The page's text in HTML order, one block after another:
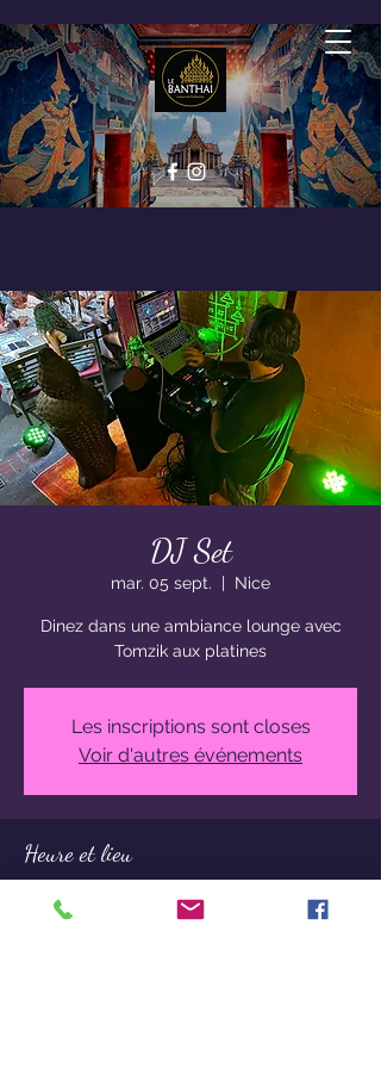
DJ Set
mar. 05 sept.
  |
Nice
Dinez dans une ambiance lounge avec
Tomzik aux platines
Les inscriptions sont closes
Voir d'autres événements
Heure et lieu
05 sept. 2023, 19:00 – 06 sept. 2023, 22:00
Nice, 29 Rue Droite, 06300 Nice, France